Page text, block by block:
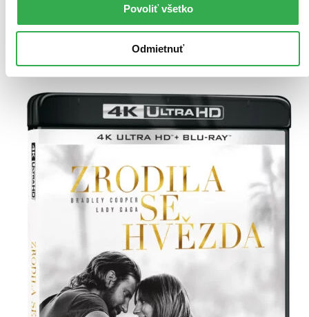
Povoliť všetko
Odmietnuť